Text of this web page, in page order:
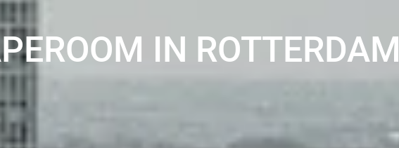
IN ROTTERDAM